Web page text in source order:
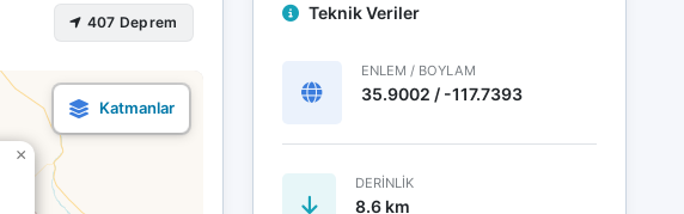
407 Deprem
×
Teknik Veriler
ENLEM / BOYLAM
35.9002 / -117.7393
DERINLIK
8.6 km